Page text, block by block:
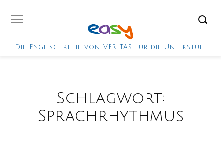
Die Englischreihe von VERITAS für die Unterstufe
Schlagwort:
Sprachrhythmus